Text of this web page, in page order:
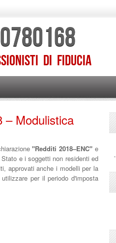
DI FIDUCIA
– Modulistica
"Redditi 2018–ENC"e
e i soggetti non residenti ed
approvati anche i modelli per la
per il periodo d'imposta